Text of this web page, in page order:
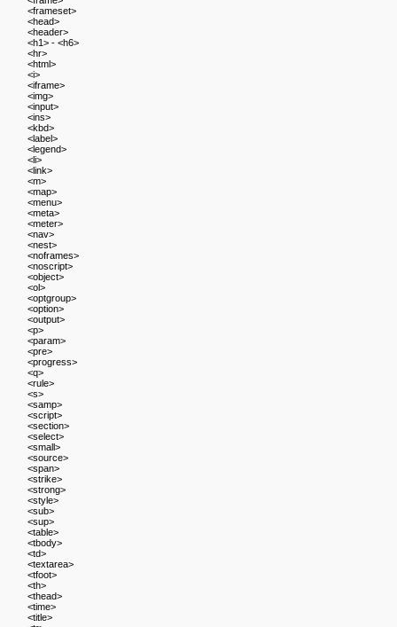
<frameset>
<head>
<header>
<h1> - <h6>
<hr>
<html>
<i>
<iframe>
<img>
<input>
<ins>
<kbd>
<label>
<legend>
<li>
<link>
<m>
<map>
<menu>
<meta>
<meter>
<nav>
<nest>
<noframes>
<noscript>
<object>
<ol>
<optgroup>
<option>
<output>
<p>
<param>
<pre>
<progress>
<q>
<rule>
<s>
<samp>
<script>
<section>
<select>
<small>
<source>
<span>
<strike>
<strong>
<style>
<sub>
<sup>
<table>
<tbody>
<td>
<textarea>
<tfoot>
<th>
<thead>
<time>
<title>